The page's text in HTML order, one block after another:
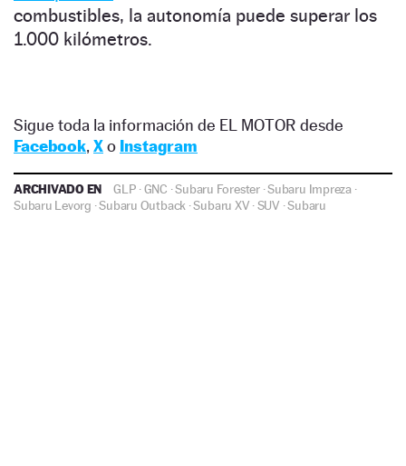
combustibles, la autonomía puede superar los
1.000 kilómetros.
Sigue toda la información de EL MOTOR desde
Facebook, Xo Instagram
ARCHIVADO EN GLP ·GNC ·Subaru Forester·Subaru Impreza·
Subaru Levorg ·Subaru Outback ·Subaru XV ·SUV ·Subaru